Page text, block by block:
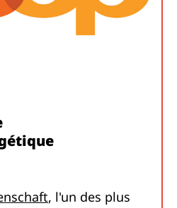
, l'un des plus